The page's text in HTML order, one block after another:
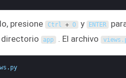
presione Ctrl + O y ENTER
app . El archivo views .
. py